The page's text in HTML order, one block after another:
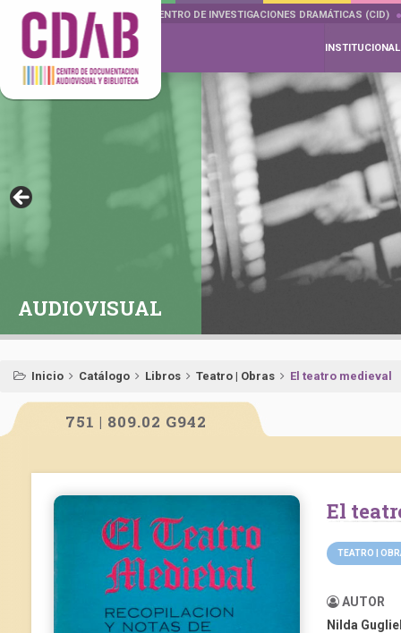
DOCUMENTA DRAMÁTICAS CENTRO DE INVESTIGACIONES DRAMÁTICAS (CID)
INSTITUCIONAL
AUDIOVISUAL
Inicio Catálogo Libros Teatro | Obras El teatro medieval
751 | 809.02 G942
El
TEATRO |
AUTOR
Nilda